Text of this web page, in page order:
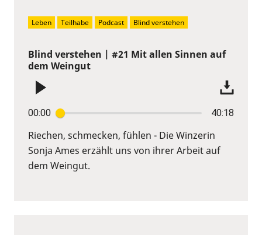
Blind verstehen | #21 Mit allen Sinnen auf
dem Weingut
00:00 40:18
Riechen, schmecken, fühlen - Die Winzerin
Sonja Ames erzählt uns von ihrer Arbeit auf
dem Weingut.
Leben Teilhabe Podcast Blind verstehen